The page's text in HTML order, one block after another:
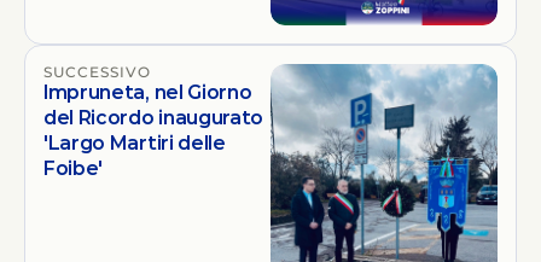
SUCCESSIVO
Impruneta, nel Giorno
del Ricordo inaugurato
'Largo Martiri delle
Foibe'